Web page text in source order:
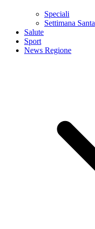
Speciali
Settimana Santa
Salute
Sport
News Regione